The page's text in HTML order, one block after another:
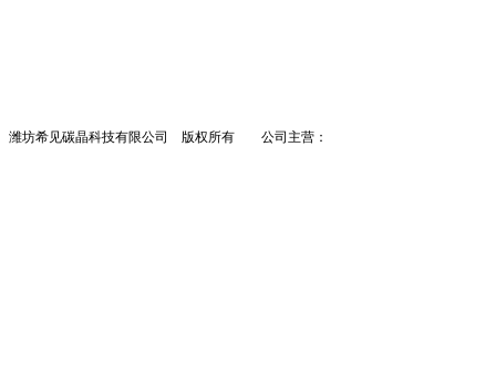
潍坊希见碳晶科技有限公司 版权所有 公司主营：